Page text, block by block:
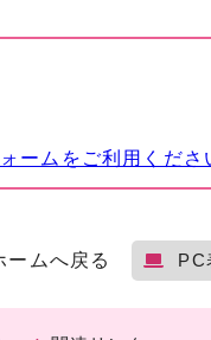
ームをご利用くださ
ームへ戻る PC